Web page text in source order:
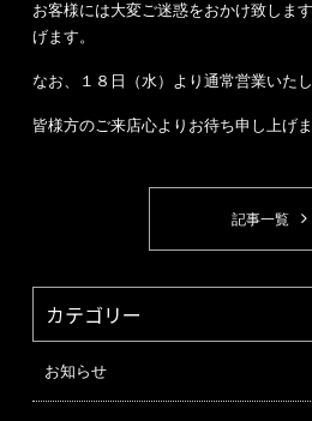
お客様には大変ご迷惑をおかけ致しま
げます。
なお、１８日（水）より通常営業いた
皆様方のご来店心よりお待ち申し上げま
記事一覧
カテゴリー
お知らせ